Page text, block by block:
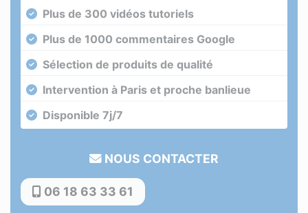
Plus de 300 vidéos tutoriels
Plus de 1000 commentaires Google
Sélection de produits de qualité
Intervention à Paris et proche banlieue
Disponible 7j/7
NOUS CONTACTER
06 18 63 33 61